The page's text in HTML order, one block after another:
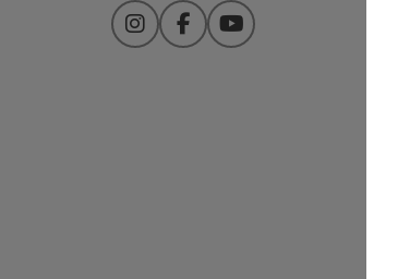
InstagramFacebookYouTube